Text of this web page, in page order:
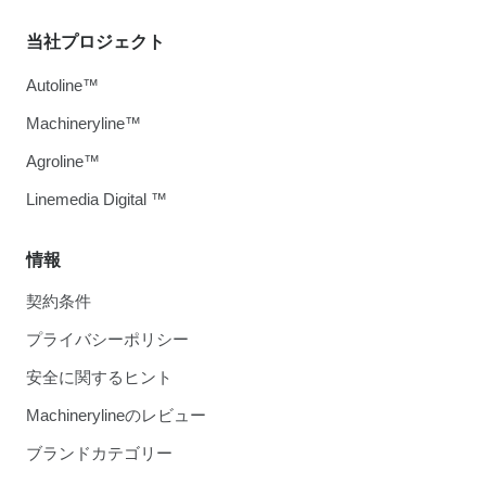
情報
契約条件
プライバシーポリシー
安全に関するヒント
Machinerylineのレビュー
ブランドカテゴリー
当社プロジェクト
Autoline™
Machineryline™
Agroline™
Linemedia Digital ™